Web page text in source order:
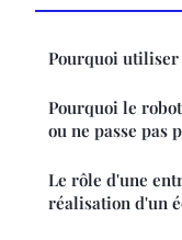
Pourquoi utiliser
Pourquoi le
ou ne passe pas
Le rôle d'une
réalisation d'un